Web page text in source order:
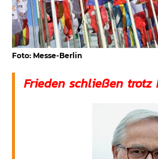
Foto: Messe-Berlin
Frieden schließen trotz